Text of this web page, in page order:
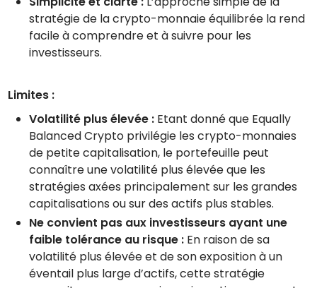
stratégie de la crypto-monnaie équilibrée la rend
facile à comprendre et à suivre pour les
investisseurs.
Limites :
Volatilité plus élevée : Etant donné que Equally
Balanced Crypto privilégie les crypto-monnaies
de petite capitalisation, le portefeuille peut
connaître une volatilité plus élevée que les
stratégies axées principalement sur les grandes
capitalisations ou sur des actifs plus stables.
Ne convient pas aux investisseurs ayant une
faible tolérance au risque : En raison de sa
volatilité plus élevée et de son exposition à un
éventail plus large d’actifs, cette stratégie